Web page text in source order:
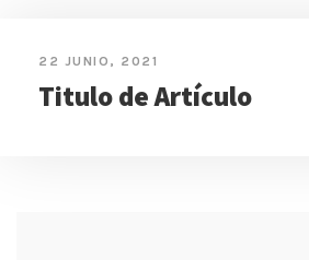
22 JUNIO, 2021
Titulo de Artículo